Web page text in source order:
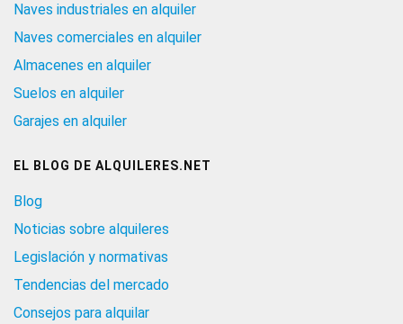
Naves industriales en alquiler
Naves comerciales en alquiler
Almacenes en alquiler
Suelos en alquiler
Garajes en alquiler
EL BLOG DE ALQUILERES.NET
Blog
Noticias sobre alquileres
Legislación y normativas
Tendencias del mercado
Consejos para alquilar